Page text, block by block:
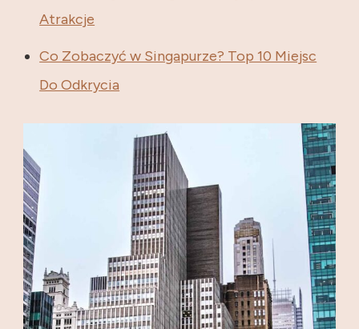
Atrakcje
Co Zobaczyć w Singapurze? Top 10 Miejsc
Do Odkrycia